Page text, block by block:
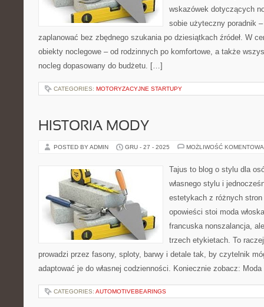
wskazówek dotyczących
sobie użyteczny poradnik
zaplanować bez zbędnego szukania po dziesiątkach źródeł. W
obiekty noclegowe – od rodzinnych po komfortowe, a także
nocleg dopasowany do budżetu. […]
CATEGORIES: MOTORYZACYJNE STARTUPY
HISTORIA MODY
POSTED BY ADMIN GRU - 27 - 2025 MOŻLIWOŚĆ
Tajus to blog o stylu dla
własnego stylu i
estetykach z różnych
opowieści stoi moda
francuska nonszalancja,
trzech etykietach. To
prowadzi przez fasony, sploty, barwy i detale tak, by czytelnik
adaptować je do własnej codzienności. Koniecznie zobacz:
CATEGORIES: AUTOMOTIVEBEARINGS